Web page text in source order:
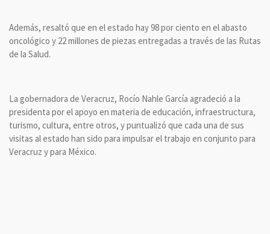
Además, resaltó que en el estado hay 98 por ciento en el abasto
oncológico y 22 millones de piezas entregadas a través de las Rutas
de la Salud.
La gobernadora de Veracruz, Rocío Nahle García agradeció a la
presidenta por el apoyo en materia de educación, infraestructura,
turismo, cultura, entre otros, y puntualizó que cada una de sus
visitas al estado han sido para impulsar el trabajo en conjunto para
Veracruz y para México.